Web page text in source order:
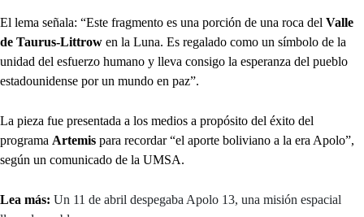
El lema señala: “Este fragmento es una porción de una roca del Valle
de Taurus-Littrow en la Luna. Es regalado como un símbolo de la
unidad del esfuerzo humano y lleva consigo la esperanza del pueblo
estadounidense por un mundo en paz”.
La pieza fue presentada a los medios a propósito del éxito del
programa Artemis para recordar “el aporte boliviano a la era Apolo”,
según un comunicado de la UMSA.
Lea más: Un 11 de abril despegaba Apolo 13, una misión espacial